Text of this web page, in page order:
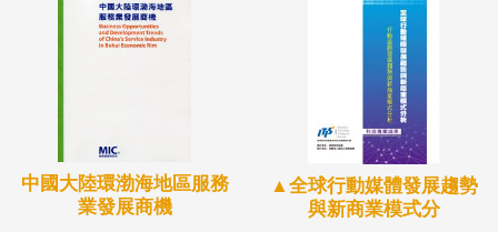
識之一，同時引領ICT產業開創了巨大商機。因此，
整車廠在SDV總體架構－硬體層平台、系統軟體層、
應用軟體層上無不積極投入，驅使遠端升級（Over
the Air, OTA）躍成為全球車廠競相投資的關鍵技
術，帶動車輛軟硬體架構的重構、供應鏈變革及商業
模式轉型。然其衍生的資安議題、法規與解決方案亦
是近期各國法律層面待制定的焦點。
中國大陸環渤海地區服務
業發展商機
▲全球行動媒體發展趨勢
與新商業模式分